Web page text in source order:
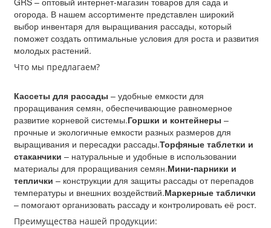
огорода. В нашем ассортименте представлен широкий
выбор инвентаря для выращивания рассады, который
поможет создать оптимальные условия для роста и развития
молодых растений.
Что мы предлагаем?
Кассеты для рассады – удобные емкости для
проращивания семян, обеспечивающие равномерное
развитие корневой системы.Горшки и контейнеры –
прочные и экологичные емкости разных размеров для
выращивания и пересадки рассады.Торфяные таблетки и
стаканчики – натуральные и удобные в использовании
материалы для проращивания семян.Мини-парники и
теплички– конструкции для защиты рассады от перепадов
температуры и внешних воздействий.Маркерные таблички
– помогают организовать рассаду и контролировать её рост.
Преимущества нашей продукции: